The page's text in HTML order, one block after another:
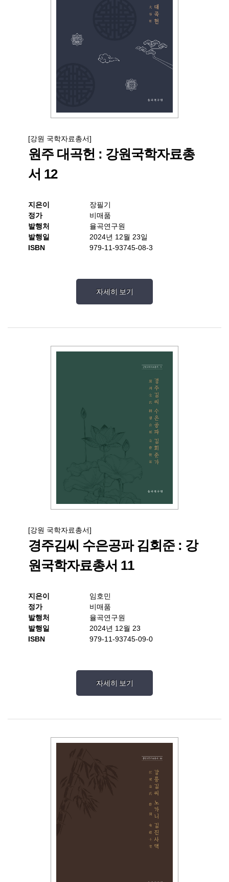
[강원 국학자료총서]
원주 대곡헌 : 강원국학자료총
서 12
지은이
장필기
정가
비매품
발행처
율곡연구원
발행일
2024년 12월 23일
ISBN
979-11-93745-08-3
자세히 보기
[강원 국학자료총서]
경주김씨 수은공파 김회준 : 강
원국학자료총서 11
지은이
임호민
정가
비매품
발행처
율곡연구원
발행일
2024년 12월 23
ISBN
979-11-93745-09-0
자세히 보기